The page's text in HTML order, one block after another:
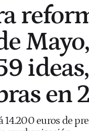
en
14.200 euros de